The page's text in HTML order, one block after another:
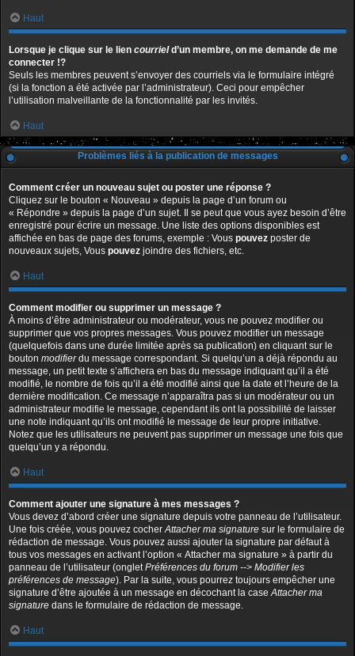
Haut
Lorsque je clique sur le lien courrield’un membre, on me demande de me
connecter !?
Seuls les membres peuvent s’envoyer des courriels via le formulaire intégré
(si la fonction a été activée par l’administrateur). Ceci pour empêcher
l’utilisation malveillante de la fonctionnalité par les invités.
Haut
Problèmes liés à la publication de messages
Comment créer un nouveau sujet ou poster une réponse ?
Cliquez sur le bouton « Nouveau » depuis la page d’un forum ou
« Répondre » depuis la page d’un sujet. Il se peut que vous ayez besoin d’être
enregistré pour écrire un message. Une liste des options disponibles est
affichée en bas de page des forums, exemple : Vous pouvez poster de
nouveaux sujets, Vous pouvez joindre des fichiers, etc.
Haut
Comment modifier ou supprimer un message ?
À moins d’être administrateur ou modérateur, vous ne pouvez modifier ou
supprimer que vos propres messages. Vous pouvez modifier un message
(quelquefois dans une durée limitée après sa publication) en cliquant sur le
bouton modifierdu message correspondant. Si quelqu’un a déjà répondu au
message, un petit texte s’affichera en bas du message indiquant qu’il a été
modifié, le nombre de fois qu’il a été modifié ainsi que la date et l’heure de la
dernière modification. Ce message n’apparaîtra pas si un modérateur ou un
administrateur modifie le message, cependant ils ont la possibilité de laisser
une note indiquant qu’ils ont modifié le message de leur propre initiative.
Notez que les utilisateurs ne peuvent pas supprimer un message une fois que
quelqu’un y a répondu.
Haut
Comment ajouter une signature à mes messages ?
Vous devez d’abord créer une signature depuis votre panneau de l’utilisateur.
Une fois créée, vous pouvez cocherAttacher ma signature sur le formulaire de
rédaction de message. Vous pouvez aussi ajouter la signature par défaut à
tous vos messages en activant l’option « Attacher ma signature » à partir du
panneau de l’utilisateur (ongletPréférences du forum --> Modifier les
préférences de message). Par la suite, vous pourrez toujours empêcher une
signature d’être ajoutée à un message en décochant la caseAttacher ma
signature dans le formulaire de rédaction de message.
Haut